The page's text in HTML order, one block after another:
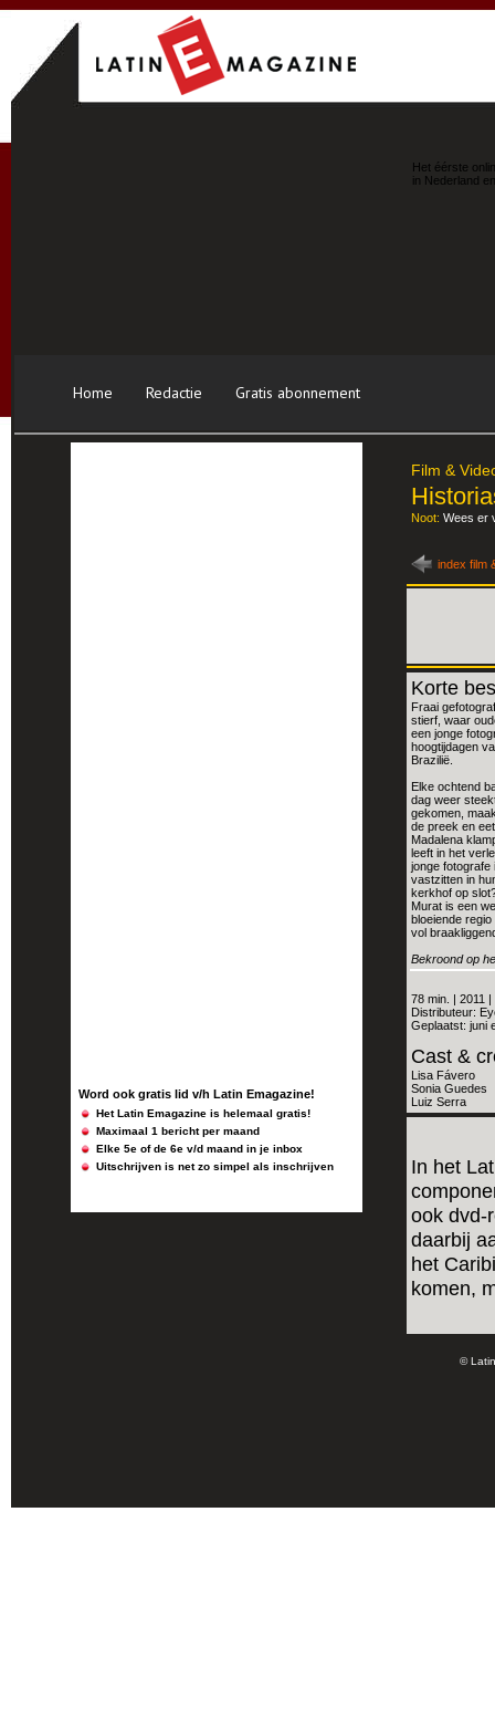
Het éérste
in Nederland
Home Redactie Gratis abonnement
Word ook gratis lid v/h Latin Emagazine!
Het Latin Emagazine is helemaal gratis!
Maximaal 1 bericht per maand
Elke 5e of de 6e v/d maand in je inbox
Uitschrijven is net zo simpel als inschrijven
Film &
Noot: Wees er
index film
Korte
Fraai
stierf, waar
een jonge
hoogtijdagen
Brazilië.
Elke ochtend
dag weer
gekomen,
de preek en
Madalena
leeft in het
jonge fotografe
vastzitten in
kerkhof op
Murat is een
bloeiende
vol
Bekroond op
78 min. | 2011
Distributeur:
Geplaatst: juni
Cast &
Lisa Fávero
Sonia Guedes
Luiz Serra
In het
ook dvd-
daarbij
het
komen,
©